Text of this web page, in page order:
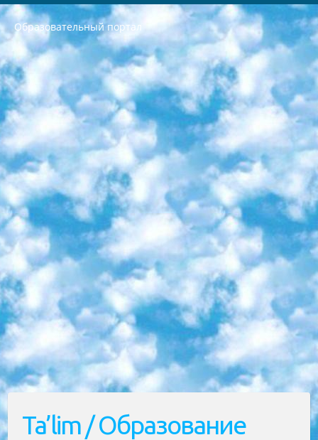
Образовательный портал
РЕСПУБЛИКА УЗБЕКИСТАН МИНИСТРЕРСТВО ДОШКОЛЬНОГО И ШКОЛЬНОГО ОБРАЗОВАНИЯ КОМАНДА в общеобразовательных учреждениях в 2023-2024 учебном году организация и проведение итоговой государственной аттестации обучающихся о Министра дошкольного и школьного образования Республики Узбекистан от 4 марта 2008 года (постановлением Минюста от 20 марта 2008 года № 1778 государственной регистрации) «Итоговое состояние учащихся общего среднего образования на основании положения об утверждении положения об аттестации общего среднего образования выпускной экзамен студентов в образовательных учреждениях в 2023-2024 учебном году В целях организации и прохождения аттестации приказываю: 1. Следующее: перечень предметов, по которым будет проводиться итоговая государственная аттестация и экзамен формы перевода согласно приложению 1; сертификаты международного образца, оценивающие уровень владения иностранными языками перечень согласно приложению 2; 2. Педагогический при специализированных образовательных учреждениях. научно-практический центр квалификации и международной оценки (Д.Давидова) 2024 г. До 25 марта: задания по предметам, по которым будет проводиться итоговая аттестация разработка и утверждение технических условий; итоговая аттестация на основании разработанного предметного задания разработка вопросов по предметам (устно и письменно), экзамен передача; общеобразовательные средние школы и специальные учебные заведения учащиеся выпускных классов школ и интернатов в агентской системе подготовка базы данных экзаменационных материалов и критериев оценки; перевод базы экзаменационных материалов на все языки обучения подать в Республиканский образовательный центр для изготовления; варианты экзаменов на основе разработанных контрольных материалов пусть будут поставлены задачи формирования. 3. Республиканский образовательный центр (Ш.Худайкулов) до 5 апреля 2024 года. до: база данных предоставленных экзаменационных материалов на все языки обучения перевод и экспертиза; для слепых, слабовидящих, глухих, слабослышащих и умственно отсталых детей учащиеся выпускных классов специализированных школ и школ-интернатов база данных экзаменационных материалов на всех преподаваемых языках подготовка критериев оценки; специализированные школы для умственно отсталых детей и технологии для учащихся выпускных классов школ-интернатов разработка соответствующих рекомендаций и критериев проведения ЕГЭ по естествознанию давать задания. 4. Педагогический при специализированных образовательных учреждениях. Научно-практический центр навыков и международной оценки (Д.Давидова), Республика образовательный центр (Худайкулов Ш.) итоговый государственный аттестационный экзамен ориентирован на творческое и логическое мышление при подготовке базы материалов учитывать введение заданий. 5. Следует отметить, что: сертификат государственного образца о знании общеобразовательного предмета и как минимум национальный уровень B1 по предметам на иностранных языках, указанным в Приложении 2. или международно признанный сертификат эквивалентного уровня студенты, изучающие определенный предмет, освобождаются от экзамена; по соответствующим предметам запланирована итоговая государственная аттестация за день до дня, путем жеребьевки Рабочей группой (в письменной форме по предметам, проводимым в форме) из числа сформированных вариантов выбрано 2 варианта; 2 выбранных варианта экзамена анонсированы на официальном сайте министерства и все выпускники по всей стране на основе этих вариантов проводит итоговую государственную аттестацию. 6. Государственное образование учащихся средних общеобразовательных учреждений. знания в соответствии с квалификационными требованиями, которые необходимо приобрести на основании стандартов итоговый (выпускной) контроль для 9 и 11 классов в целях тестирования Экзамены (далее – экзамены) состоят из предметов, перечисленных в приложении 1. будет сделано. 7. Экзамены пройдут с 26 мая по 15 июня 2024 г. (кроме науки физического воспитания). 8. Физическая для учащихся 9 классов общесредних образовательных учреждений. Экзамены по предмету «Образование, квалификация медицина» 1-6 мая 2024 года. сотрудники перевести под присмотр (с отклонениями в физическом или умственном развитии) специализированная школа для детей, школы-интернаты и со сколиозом школы-интернаты санаторного типа для больных детей исключены). 9. Он был слепым, слабовидящим и имел нарушения опорно-двигательного аппарата. экзамены в специализированных школах и интернатах для детей должны проводиться исходя из требований, предъявляемых к общеобразовательным учреждениям (физкультура кроме науки). 10. Специализированная школа для глухих и слабослышащих детей. и экзамены в интернатах и быть реализован в виде письменного теста по математике. 11. Специальность для умственно отсталых детей. Для 9 класса Родной язык и литературное письмо Государственный язык (язык обучения – узбекский). для неклассов) написано Математическое письмо Письменная/устная история Узбекистана Физическое воспитание практично Итоговый контроль Для 11 класса Написание родного языка и литературы (эссе) Математическое письмо Узбекский язык (обучение на узбекском языке) не посещающее общее среднее образование для учреждений)/Образовательное учреждение выбор письменный и устный Иностранный язык письменный/устный Письменная/устная история Узбекистана *По выбору студента:  Химия  Физика  Основы государственного права  География 10 бесплатных образовательных ресурсов - Мы составили подборку онлайн-проектов с интерактивными упражнениями, видеолекциями и статьями. Они помогут вам обрести новые и освежить старые знания бесплатно. 1. «ИНТУИТ» Старейшая образовательная площадка Рунета. Здесь вы найдёте сотни текстовых и видеокурсов на десятки различных тем — от программирования до психологии. Многие курсы подготовлены российскими университетами и крупными международными компаниями вроде Intel и Microsoft. Самостоятельное обучение бесплатное, но желающие могут оплатить услуги персональных наставников. 2. «Смартия» знакомит с актуальными профессиями и подсказывает, как им обучаться. Выбрав заинтересовавшую вас специальность — SMM-специалист, фотограф, веб-дизайнер или другую, — увидите список необходимых для неё умений. Чтобы вы могли освоить их самостоятельно, для каждого умения площадка отображает подборку ссылок на учебные материалы. Хотя «Смартия» ориентируется на русскоязычную аудиторию, часть контента всё же доступна только на английском. 3. «Лекторий Физтеха» Проект Московского физико-технического института (Физтеха). С его помощью вы можете смотреть онлайн серии лекций, записанные на видео в этом вузе. В числе доступных предметов — физика, биология, химия, информационные технологии и другие. К некоторым лекциям администрация ресурса прилагает готовые конспекты, которые можно скачивать в PDF-формате. 4. ITMOcourses Онлайн-площадка Санкт-Петербургского национального исследовательского университета информационных технологий, механики и оптики (ИТМО). Ресурс предоставляет свободный доступ к курсам, разработанным в этом вузе. Каталог материалов разбит на четыре категории: «Оптические системы и технологии», «Приборостроение и робототехника», «Информационные технологии» и «Биотехнологии». Курсы состоят из видеолекций, интерактивных демонстраций и заданий. 5. «КиберЛенинка» Электронная научная библиотека открытого доступа. Каталог площадки регулярно обрастает текстами статей из различных научных изданий. Сгруппированные по журналам и рубрикам публикации можно читать онлайн или скачивать целиком в PDF-формате. Проект нацелен на популяризацию науки за счёт открытого доступа к качественной информации. 6. «ПостНаука» На этом ресурсе публикуют подборки видеолекций, составленные экспертами из разных отраслей и объединённые общими темами. Среди них, к примеру, есть серии «Биоинформатика и геномика», «Культура средневековой Скандинавии» и Cinema Studies о теории кино. Каждая подборка лекций — логически связанная история, рассказанная экспертом от первого лица. Кроме того, на сайте появляются научно-образовательные статьи и тесты на разные темы. 7. «Newочём» Команда проекта «Newочём» отбирает самые интересные тексты из англоязычных СМИ и переводит те из них, за которые голосуют участники сообщества «ВКонтакте». По большей части это научно-популярные статьи. Редакторы придумывают лишь заголовки, в остальном содержание переводов соответствует оригиналам. Полные тексты можно читать прямо в социальной сети. 8. InternetUrok Онлайн-база материалов по основным дисциплинам школьной программы. Информация на сайте структурирована по классам, предметам и темам (урокам). Каждый урок состоит из видеолекций и конспектов. Есть также интерактивные тренажёры и тесты для закрепления пройденного материала. Даже если вы давно окончили школу, возможность повторить программу старших классов всегда может пригодиться. 9. Edutainme Ещё один ресурс об образовании. В отличие от Newtonew, как мне кажется, Edutainme больше ориентируется на представителей индустрии: педагогов, предпринимателей, разработчиков образовательных проектов. Но и любой, кто просто стремится к саморазвитию, найдёт на сайте много полезного и интересного для себя. Например, информацию о новых курсах и образовательных сервисах. 10. Newtonew Онлайн-медиа об образовании и обучении в широком смысле. Авторы Newtonew пишут об инструментах, заведениях, тактиках и стратегиях, которые помогают учить других и получать новые знания самостоятельно. На этой площадке вы найдёте новости, обзоры, аналитические мат
Ta’lim / Образование